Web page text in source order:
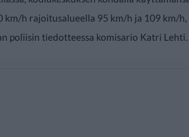
km/h rajoitusalueella 95 km/h ja 109 km/h,
poliisin tiedotteessa komisario Katri Lehti.